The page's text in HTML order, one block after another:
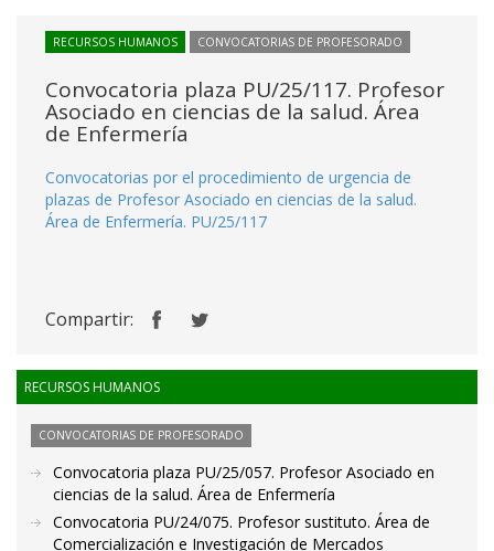
RECURSOS HUMANOS CONVOCATORIAS DE PROFESORADO
Convocatoria plaza PU/25/117. Profesor
Asociado en ciencias de la salud. Área
de Enfermería
Convocatorias por el procedimiento de urgencia de
plazas de Profesor Asociado en ciencias de la salud.
Área de Enfermería. PU/25/117
Compartir:
RECURSOS HUMANOS
CONVOCATORIAS DE PROFESORADO
Convocatoria plaza PU/25/057. Profesor Asociado en
ciencias de la salud. Área de Enfermería
Convocatoria PU/24/075. Profesor sustituto. Área de
Comercialización e Investigación de Mercados